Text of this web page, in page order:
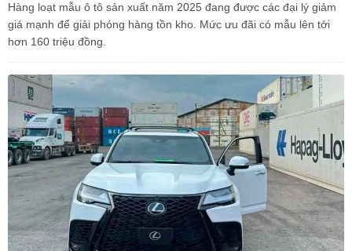
Hàng loạt mẫu ô tô sản xuất năm 2025 đang được các đại lý giảm
giá mạnh để giải phóng hàng tồn kho. Mức ưu đãi có mẫu lên tới
hơn 160 triệu đồng.